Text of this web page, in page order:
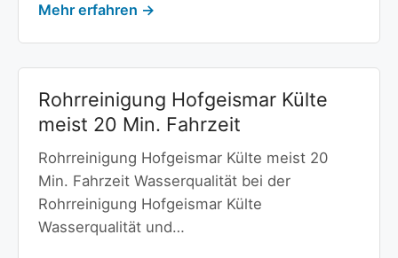
Mehr erfahren →
Rohrreinigung Hofgeismar Külte
meist 20 Min. Fahrzeit
Rohrreinigung Hofgeismar Külte meist 20
Min. Fahrzeit Wasserqualität bei der
Rohrreinigung Hofgeismar Külte
Wasserqualität und…